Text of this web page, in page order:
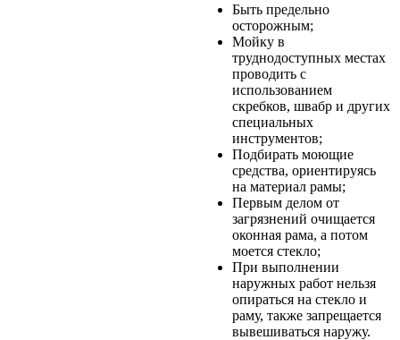
Быть предельно
осторожным;
Мойку в
труднодоступных местах
проводить с
использованием
скребков, швабр и других
специальных
инструментов;
Подбирать моющие
средства, ориентируясь
на материал рамы;
Первым делом от
загрязнений очищается
оконная рама, а потом
моется стекло;
При выполнении
наружных работ нельзя
опираться на стекло и
раму, также запрещается
вывешиваться наружу.